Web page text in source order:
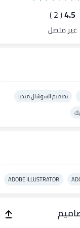
4.5
( 2 )
غير متصل
تصميم السوشال ميديا
ADOBE ILLUSTRATOR